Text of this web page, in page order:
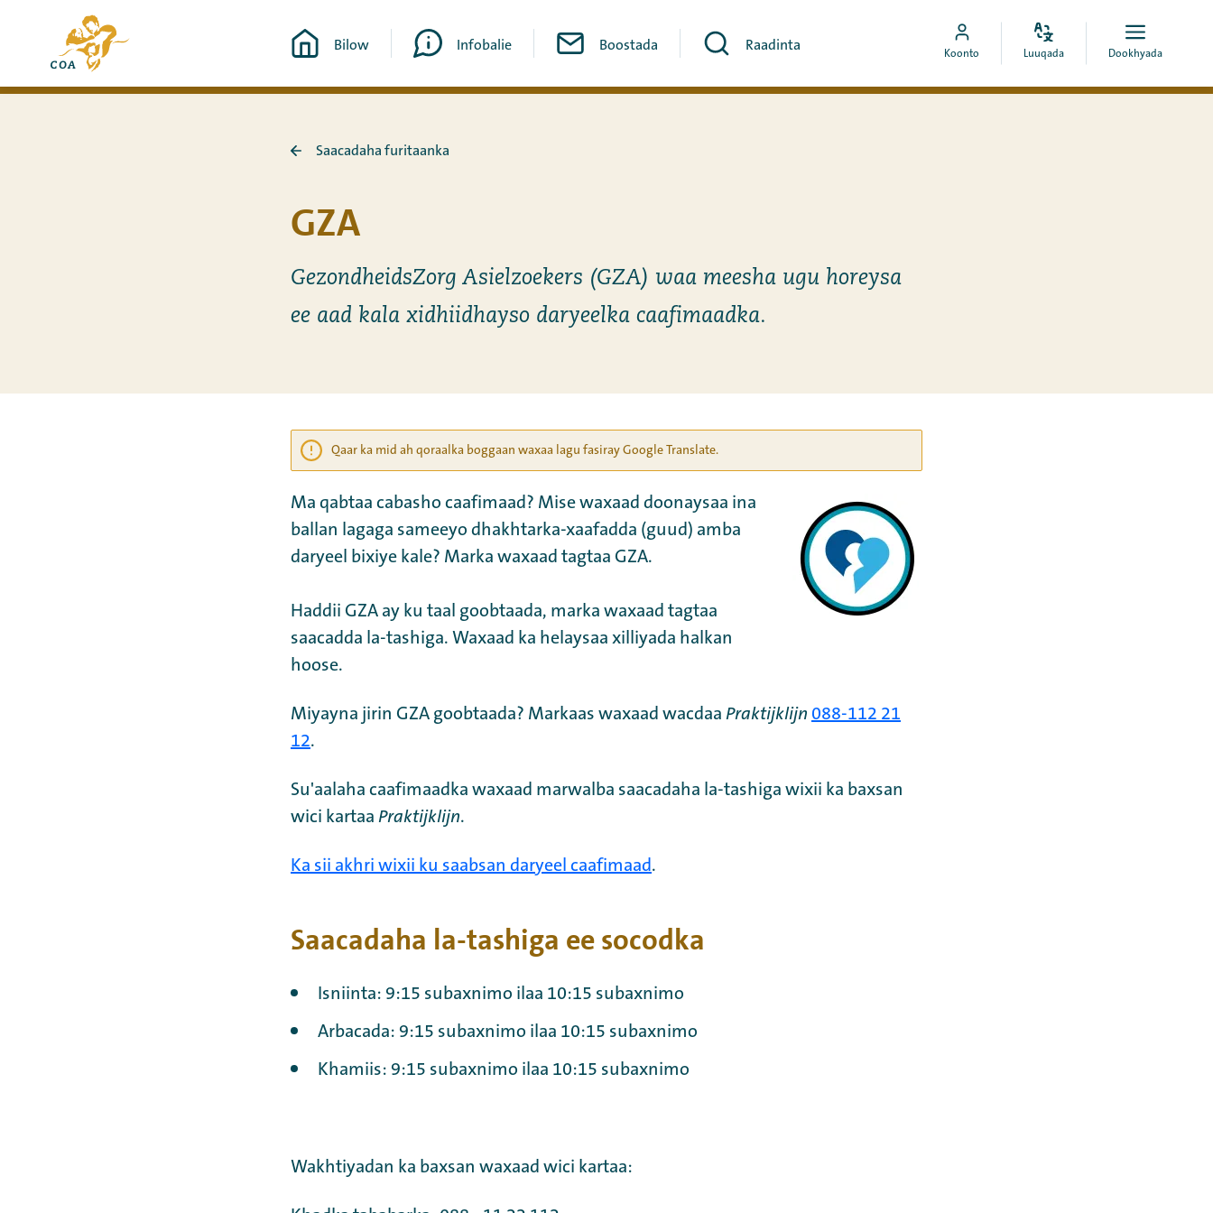
u
bogga
hore
Bilow Infobalie Boostada Raadinta
Booqo
akoonka
Koonto
Bedel
Luuqada
Fur
Dookhyada
furitaanka
Saacadaha furitaanka
GZA
GezondheidsZorg Asielzoekers (GZA) waa meesha ugu horeysa
ee aad kala xidhiidhayso daryeelka caafimaadka.
Qaar ka mid ah qoraalka boggaan waxaa lagu fasiray Google Translate.
Ma qabtaa cabasho caafimaad? Mise waxaad doonaysaa ina
ballan lagaga sameeyo dhakhtarka-xaafadda (guud) amba
daryeel bixiye kale? Marka waxaad tagtaa GZA.
Haddii GZA ay ku taal goobtaada, marka waxaad tagtaa
saacadda la-tashiga. Waxaad ka helaysaa xilliyada halkan
hoose.
Miyayna jirin GZA goobtaada? Markaas waxaad wacdaa Praktijklijn 088-112 21
12.
Su'aalaha caafimaadka waxaad marwalba saacadaha la-tashiga wixii ka baxsan
wici kartaa Praktijklijn.
Ka sii akhri wixii ku saabsan daryeel caafimaad.
Saacadaha la-tashiga ee socodka
Isniinta: 9:15 subaxnimo ilaa 10:15 subaxnimo
Arbacada: 9:15 subaxnimo ilaa 10:15 subaxnimo
Khamiis: 9:15 subaxnimo ilaa 10:15 subaxnimo
Wakhtiyadan ka baxsan waxaad wici kartaa: